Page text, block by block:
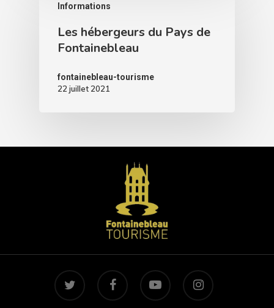
Informations
Les hébergeurs du Pays de
Fontainebleau
fontainebleau-tourisme
22 juillet 2021
twitter facebook youtube instagram